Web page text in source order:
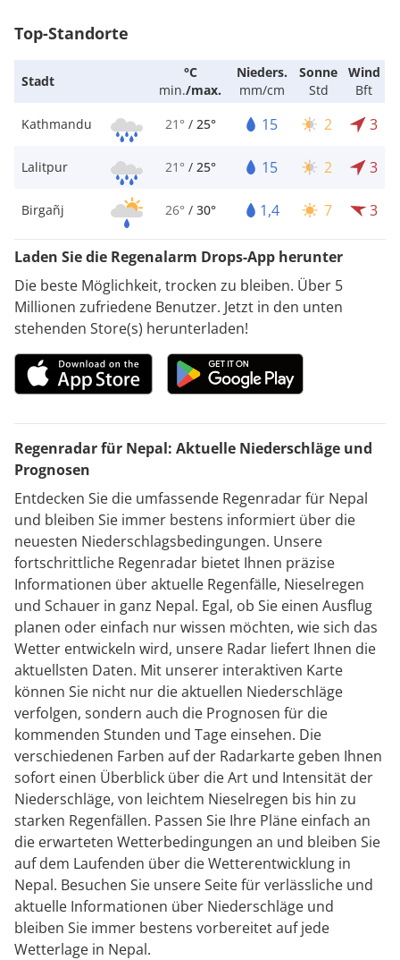
Top-Standorte
Stadt
°C
min./max.
Nieders.
mm/cm
Sonne
Std
Wind
Bft
Kathmandu
21° / 25° 15 2 3
Lalitpur 21° / 25° 15 2 3
Birgañj 26° / 30° 1,4 7 3
Laden Sie die Regenalarm Drops-App herunter
Die beste Möglichkeit, trocken zu bleiben. Über 5
Millionen zufriedene Benutzer. Jetzt in den unten
stehenden Store(s) herunterladen!
Regenradar für Nepal: Aktuelle Niederschläge und
Prognosen
Entdecken Sie die umfassende Regenradar für Nepal
und bleiben Sie immer bestens informiert über die
neuesten Niederschlagsbedingungen. Unsere
fortschrittliche Regenradar bietet Ihnen präzise
Informationen über aktuelle Regenfälle, Nieselregen
und Schauer in ganz Nepal. Egal, ob Sie einen Ausflug
planen oder einfach nur wissen möchten, wie sich das
Wetter entwickeln wird, unsere Radar liefert Ihnen die
aktuellsten Daten. Mit unserer interaktiven Karte
können Sie nicht nur die aktuellen Niederschläge
verfolgen, sondern auch die Prognosen für die
kommenden Stunden und Tage einsehen. Die
verschiedenen Farben auf der Radarkarte geben Ihnen
sofort einen Überblick über die Art und Intensität der
Niederschläge, von leichtem Nieselregen bis hin zu
starken Regenfällen. Passen Sie Ihre Pläne einfach an
die erwarteten Wetterbedingungen an und bleiben Sie
auf dem Laufenden über die Wetterentwicklung in
Nepal. Besuchen Sie unsere Seite für verlässliche und
aktuelle Informationen über Niederschläge und
bleiben Sie immer bestens vorbereitet auf jede
Wetterlage in Nepal.